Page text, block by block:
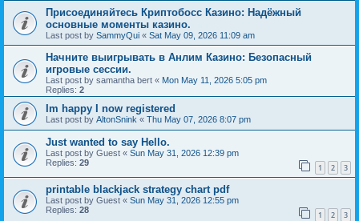
Присоединяйтесь Криптобосс Казино: Надёжный
основные моменты казино.
Last post by SammyQui « Sat May 09, 2026 11:09 am
Начните выигрывать в Анлим Казино: Безопасный
игровые сессии.
Last post by samantha bert « Mon May 11, 2026 5:05 pm
Replies: 2
Im happy I now registered
Last post by AltonSnink « Thu May 07, 2026 8:07 pm
Just wanted to say Hello.
Last post by Guest « Sun May 31, 2026 12:39 pm
Replies: 29 1 2 3
printable blackjack strategy chart pdf
Last post by Guest « Sun May 31, 2026 12:55 pm
Replies: 28 1 2 3